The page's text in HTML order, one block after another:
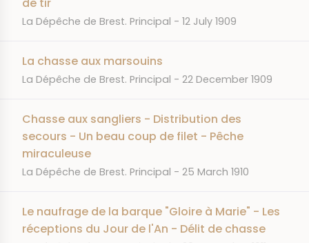
JOURNAL
La Dépêche de Brest. Principal DATE
12 July 1909
La chasse aux marsouins
JOURNAL
La Dépêche de Brest. Principal DATE
22 December 1909
Chasse aux sangliers - Distribution des
secours - Un beau coup de filet - Pêche
miraculeuse
JOURNAL
La Dépêche de Brest. Principal DATE
25 March 1910
Le naufrage de la barque "Gloire à Marie" - Les
réceptions du Jour de l'An - Délit de chasse